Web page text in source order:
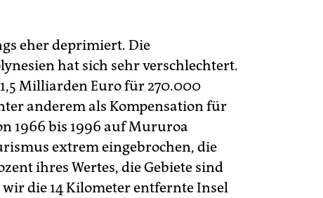
eher deprimiert. Die
hat sich sehr verschlechtert.
Milliarden Euro für 270.000
anderem als Kompensation für
1966 bis 1996 auf Mururoa
extrem eingebrochen, die
ihres Wertes, die Gebiete sind
die 14 Kilometer entfernte Insel